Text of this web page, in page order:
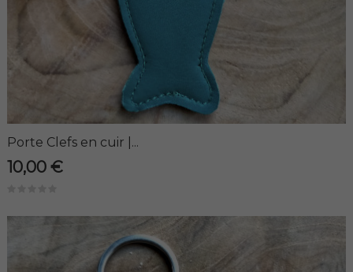
Porte Clefs en cuir |...
10,00 €